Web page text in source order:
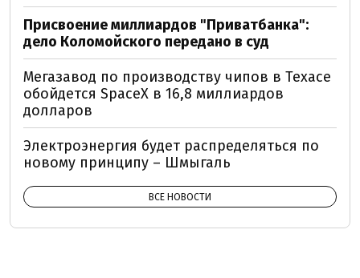
Присвоение миллиардов "Приватбанка":
дело Коломойского передано в суд
Мегазавод по производству чипов в Техасе
обойдется SpaceX в 16,8 миллиардов
долларов
Электроэнергия будет распределяться по
новому принципу – Шмыгаль
ВСЕ НОВОСТИ